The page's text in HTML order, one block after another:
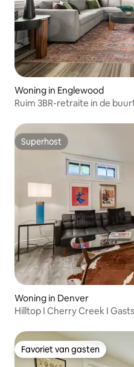
Woning in Englewood
Ruim 3BR-retraite in de
Superhost
Superhost
Woning in Denver
Hilltop I Cherry Creek I
Favoriet van gasten
Favoriet van gasten